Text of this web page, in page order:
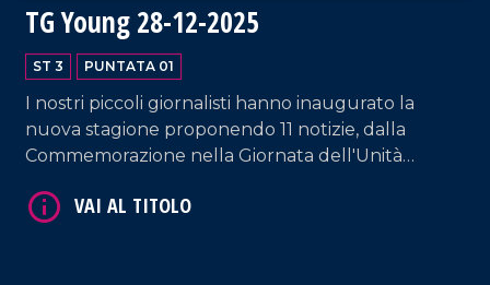
TG Young 28-12-2025
ST 3 PUNTATA 01
I nostri piccoli giornalisti hanno inaugurato la
nuova stagione proponendo 11 notizie, dalla
Commemorazione nella Giornata dell'Unità
passando per il progetto "Scuole dell'Opera", per